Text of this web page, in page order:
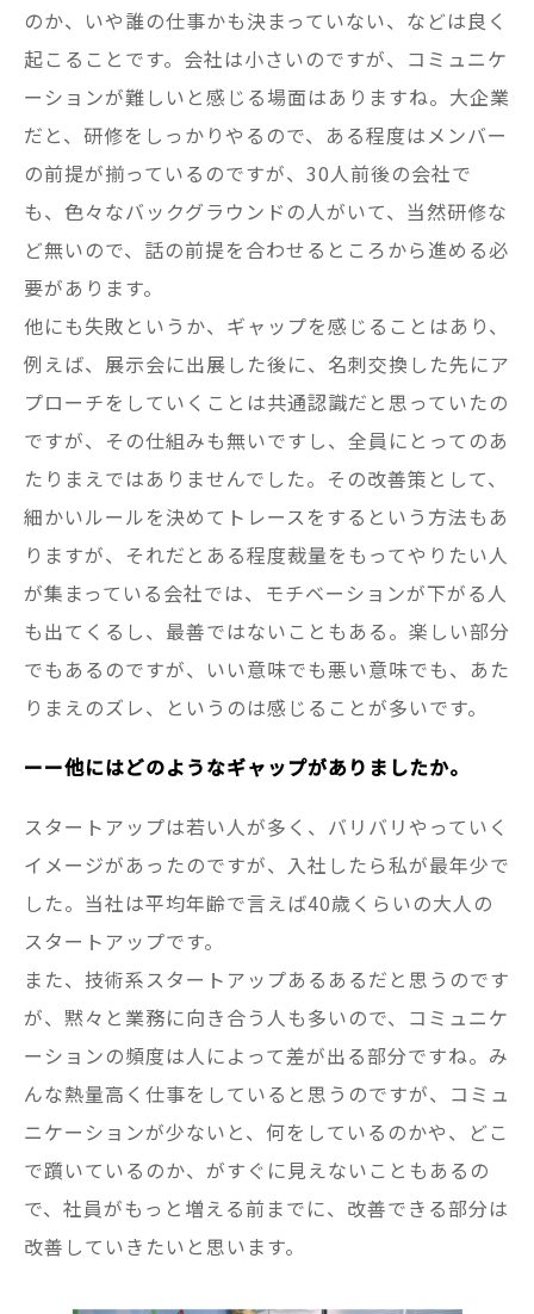
のか、いや誰の仕事かも決まっていない、などは良く
起こることです。会社は小さいのですが、コミュニケ
ーションが難しいと感じる場面はありますね。大企業
だと、研修をしっかりやるので、ある程度はメンバー
の前提が揃っているのですが、30人前後の会社で
も、色々なバックグラウンドの人がいて、当然研修な
ど無いので、話の前提を合わせるところから進める必
要があります。
他にも失敗というか、ギャップを感じることはあり、
例えば、展示会に出展した後に、名刺交換した先にア
プローチをしていくことは共通認識だと思っていたの
ですが、その仕組みも無いですし、全員にとってのあ
たりまえではありませんでした。その改善策として、
細かいルールを決めてトレースをするという方法もあ
りますが、それだとある程度裁量をもってやりたい人
が集まっている会社では、モチベーションが下がる人
も出てくるし、最善ではないこともある。楽しい部分
でもあるのですが、いい意味でも悪い意味でも、あた
りまえのズレ、というのは感じることが多いです。
ーー他にはどのようなギャップがありましたか。
スタートアップは若い人が多く、バリバリやっていく
イメージがあったのですが、入社したら私が最年少で
した。当社は平均年齢で言えば40歳くらいの大人の
スタートアップです。
また、技術系スタートアップあるあるだと思うのです
が、黙々と業務に向き合う人も多いので、コミュニケ
ーションの頻度は人によって差が出る部分ですね。み
んな熱量高く仕事をしていると思うのですが、コミュ
ニケーションが少ないと、何をしているのかや、どこ
で躓いているのか、がすぐに見えないこともあるの
で、社員がもっと増える前までに、改善できる部分は
改善していきたいと思います。